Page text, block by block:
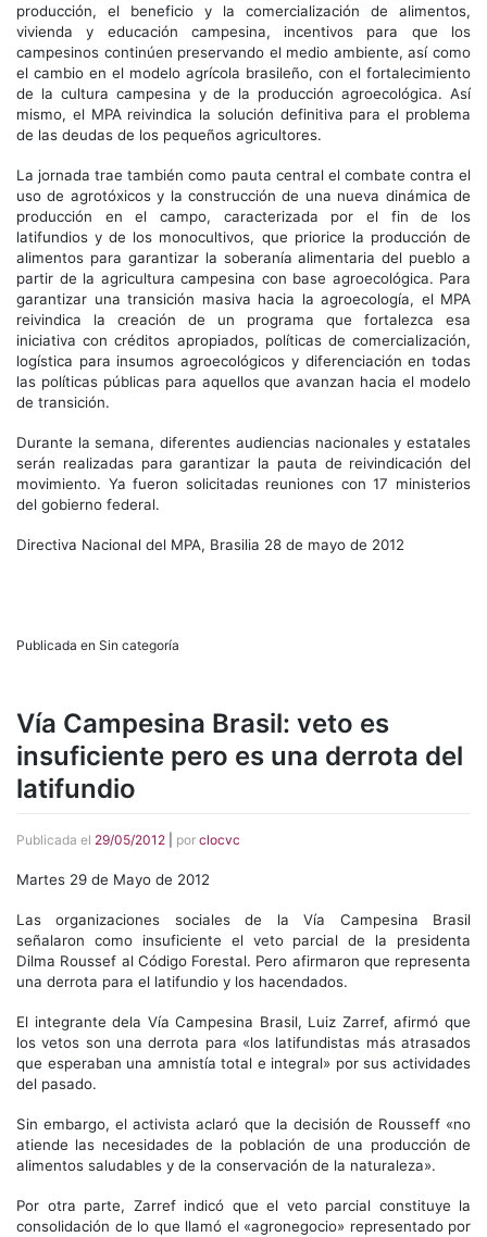
producción, el beneficio y la comercialización de alimentos,
vivienda y educación campesina, incentivos para que los
campesinos continúen preservando el medio ambiente, así como
el cambio en el modelo agrícola brasileño, con el fortalecimiento
de la cultura campesina y de la producción agroecológica. Así
mismo, el MPA reivindica la solución definitiva para el problema
de las deudas de los pequeños agricultores.
La jornada trae también como pauta central el combate contra el
uso de agrotóxicos y la construcción de una nueva dinámica de
producción en el campo, caracterizada por el fin de los
latifundios y de los monocultivos, que priorice la producción de
alimentos para garantizar la soberanía alimentaria del pueblo a
partir de la agricultura campesina con base agroecológica. Para
garantizar una transición masiva hacia la agroecología, el MPA
reivindica la creación de un programa que fortalezca esa
iniciativa con créditos apropiados, políticas de comercialización,
logística para insumos agroecológicos y diferenciación en todas
las políticas públicas para aquellos que avanzan hacia el modelo
de transición.
Durante la semana, diferentes audiencias nacionales y estatales
serán realizadas para garantizar la pauta de reivindicación del
movimiento. Ya fueron solicitadas reuniones con 17 ministerios
del gobierno federal.
Directiva Nacional del MPA, Brasilia 28 de mayo de 2012
Publicada en Sin categoría
Vía Campesina Brasil: veto es
insuficiente pero es una derrota del
latifundio
Publicada el 29/05/2012 por clocvc
Martes 29 de Mayo de 2012
Las organizaciones sociales de la Vía Campesina Brasil
señalaron como insuficiente el veto parcial de la presidenta
Dilma Roussef al Código Forestal. Pero afirmaron que representa
una derrota para el latifundio y los hacendados.
El integrante dela Vía Campesina Brasil, Luiz Zarref, afirmó que
los vetos son una derrota para «los latifundistas más atrasados
que esperaban una amnistía total e integral» por sus actividades
del pasado.
Sin embargo, el activista aclaró que la decisión de Rousseff «no
atiende las necesidades de la población de una producción de
alimentos saludables y de la conservación de la naturaleza».
Por otra parte, Zarref indicó que el veto parcial constituye la
consolidación de lo que llamó el «agronegocio» representado por